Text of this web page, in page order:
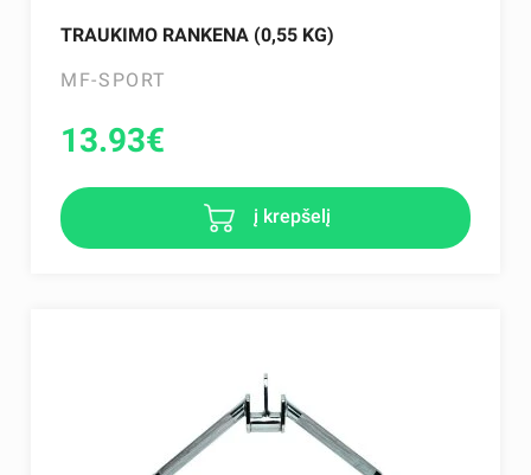
TRAUKIMO RANKENA (0,55 KG)
MF-SPORT
13.93€
į krepšelį